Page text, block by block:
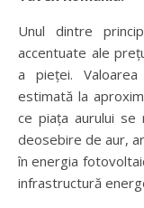
Unul dintre
accentuate ale
a pieței.
estimată la
ce piața aurului se
deosebire de aur,
în energia
infrastructură